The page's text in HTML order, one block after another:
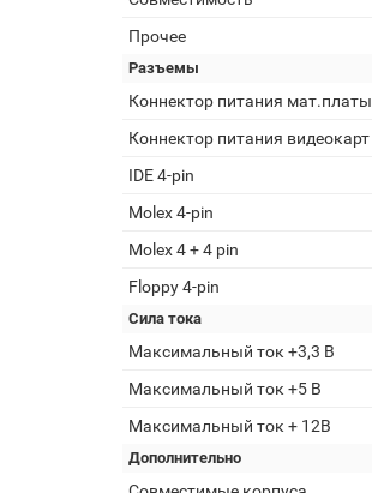
Прочее
Разъемы
Коннектор питания мат.платы
Коннектор питания видеокарт
IDE 4-pin
Molex 4-pin
Molex 4 + 4 pin
Floppy 4-pin
Сила тока
Максимальный ток +3,3 В
Максимальный ток +5 В
Максимальный ток + 12В
Дополнительно